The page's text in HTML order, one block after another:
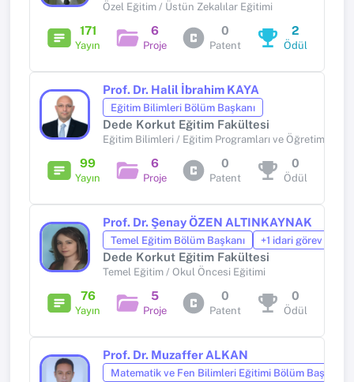
Özel Eğitim / Üstün Zekalılar Eğitimi
171
Yayın
6
Proje
0
Patent
2
Ödül
Prof. Dr. Halil İbrahim KAYA
Eğitim Bilimleri Bölüm Başkanı
Dede Korkut Eğitim Fakültesi
Eğitim Bilimleri / Eğitim Programları ve Öğretim
99
Yayın
6
Proje
0
Patent
0
Ödül
Prof. Dr. Şenay ÖZEN ALTINKAYNAK
Temel Eğitim Bölüm Başkanı +1 idari görev
Dede Korkut Eğitim Fakültesi
Temel Eğitim / Okul Öncesi Eğitimi
76
Yayın
5
Proje
0
Patent
0
Ödül
Prof. Dr. Muzaffer ALKAN
Matematik ve Fen Bilimleri Eğitimi Bölüm Başkanı